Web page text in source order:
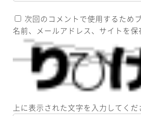
次回のコメントで使用するため
名前、メールアドレス、サイトを保
上に表示された文字を入力してくだ